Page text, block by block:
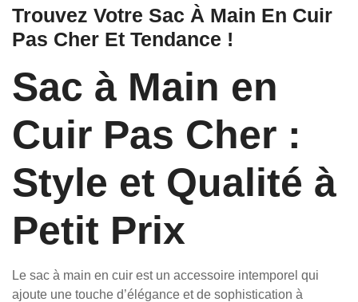
Trouvez Votre Sac À Main En Cuir
Pas Cher Et Tendance !
Sac à Main en
Cuir Pas Cher :
Style et Qualité à
Petit Prix
Le sac à main en cuir est un accessoire intemporel qui
ajoute une touche d’élégance et de sophistication à